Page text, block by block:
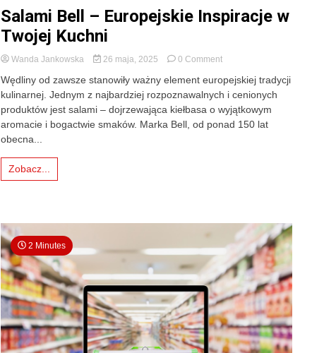
Salami Bell – Europejskie Inspiracje w
Twojej Kuchni
Wanda Jankowska 26 maja, 2025 0 Commenton
Bell
–
Europejskie
Inspiracje
Wędliny od zawsze stanowiły ważny element europejskiej tradycji
kulinarnej. Jednym z najbardziej rozpoznawalnych i cenionych
produktów jest salami – dojrzewająca kiełbasa o wyjątkowym
aromacie i bogactwie smaków. Marka Bell, od ponad 150 lat
obecna...
Zobacz...
2 Minutes